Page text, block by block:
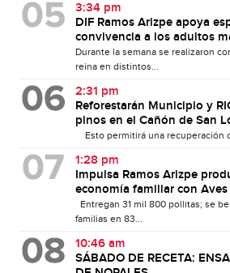
3:34 pm
DIF Ramos Arizpe apoya
convivencia a los adultos
Durante la semana se realizaron
reina en distintos...
2:31 pm
Reforestarán Municipio y
pinos en el Cañón de San
Esto permitirá una recuperación
1:28 pm
Impulsa Ramos Arizpe
economía familiar con Aves
Entregan 31 mil 800 pollitas; se
familias en 83...
10:46 am
SÁBADO DE RECETA: